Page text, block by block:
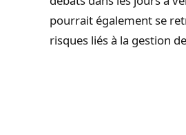
pourrait également se
risques liés à la gestion